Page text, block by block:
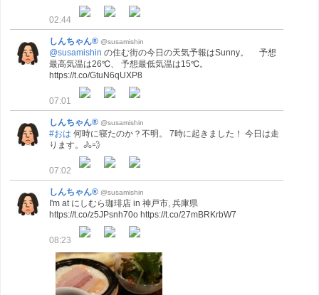
02:44
しんちゃん® @susamishin
@susamishin の住む街の今日の天気予報はSunny。 予想
最高気温は26℃、 予想最低気温は15℃。
https://t.co/GtuN6qUXP8
07:01
しんちゃん® @susamishin
#おは 何時に寝たのか？不明。 7時に起きました！ 今日は走
ります。🚴💨
07:02
しんちゃん® @susamishin
I'm at にしむら珈琲店 in 神戸市, 兵庫県
https://t.co/z5JPsnh70o https://t.co/27mBRKrbW7
08:23